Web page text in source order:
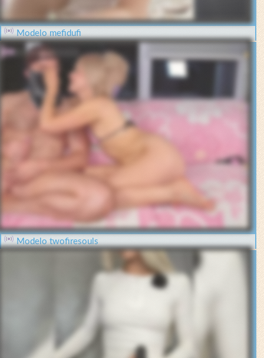
Modelo mefidufi
Modelo twofiresouls